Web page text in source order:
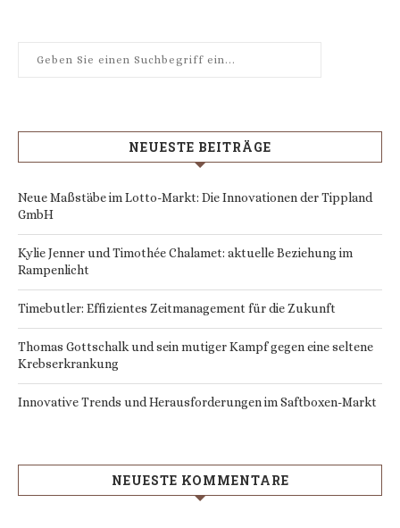
NEUESTE BEITRÄGE
Neue Maßstäbe im Lotto-Markt: Die Innovationen der Tippland
GmbH
Kylie Jenner und Timothée Chalamet: aktuelle Beziehung im
Rampenlicht
Timebutler: Effizientes Zeitmanagement für die Zukunft
Thomas Gottschalk und sein mutiger Kampf gegen eine seltene
Krebserkrankung
Innovative Trends und Herausforderungen im Saftboxen-Markt
NEUESTE KOMMENTARE